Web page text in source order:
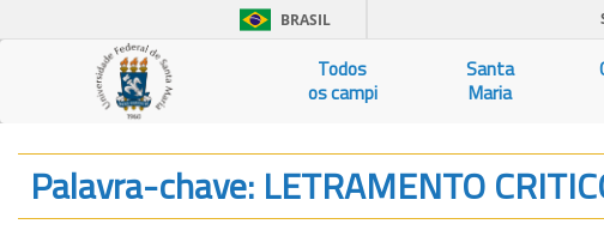
BRASIL
Todos
os campi
Santa
Maria
Palavra-chave: LETRAMENTO